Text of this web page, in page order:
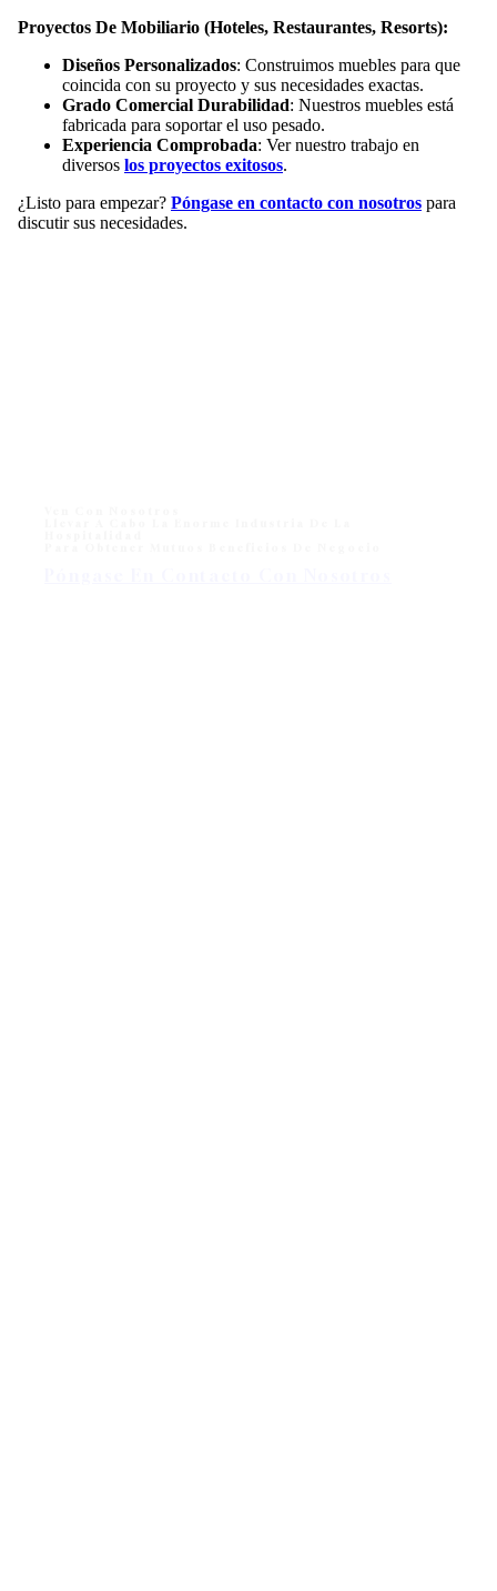
Proyectos De Mobiliario (Hoteles, Restaurantes, Resorts):
Diseños Personalizados: Construimos muebles para que
coincida con su proyecto y sus necesidades exactas.
Grado Comercial Durabilidad: Nuestros muebles está
fabricada para soportar el uso pesado.
Experiencia Comprobada: Ver nuestro trabajo en
diversos los proyectos exitosos.
¿Listo para empezar? Póngase en contacto con nosotros para
discutir sus necesidades.